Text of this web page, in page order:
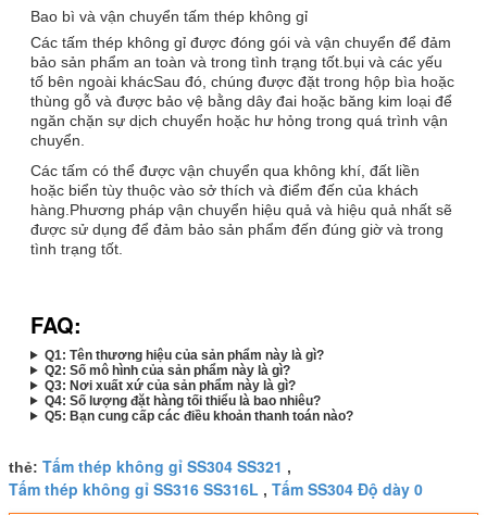
Bao bì và vận chuyển tấm thép không gỉ
Các tấm thép không gỉ được đóng gói và vận chuyển để đảm
bảo sản phẩm an toàn và trong tình trạng tốt.bụi và các yếu
tố bên ngoài khácSau đó, chúng được đặt trong hộp bìa hoặc
thùng gỗ và được bảo vệ bằng dây đai hoặc băng kim loại để
ngăn chặn sự dịch chuyển hoặc hư hỏng trong quá trình vận
chuyển.
Các tấm có thể được vận chuyển qua không khí, đất liền
hoặc biển tùy thuộc vào sở thích và điểm đến của khách
hàng.Phương pháp vận chuyển hiệu quả và hiệu quả nhất sẽ
được sử dụng để đảm bảo sản phẩm đến đúng giờ và trong
tình trạng tốt.
FAQ:
Q1: Tên thương hiệu của sản phẩm này là gì?
Q2: Số mô hình của sản phẩm này là gì?
Q3: Nơi xuất xứ của sản phẩm này là gì?
Q4: Số lượng đặt hàng tối thiểu là bao nhiêu?
Q5: Bạn cung cấp các điều khoản thanh toán nào?
thẻ: Tấm thép không gỉ SS304 SS321 ,
Tấm thép không gỉ SS316 SS316L , Tấm SS304 Độ dày 0